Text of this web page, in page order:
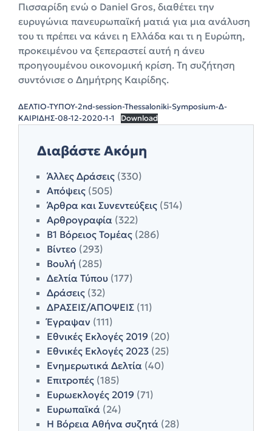
Πισσαρίδη ενώ ο Daniel Gros, διαθέτει την
ευρυγώνια πανευρωπαϊκή ματιά για μια ανάλυση
του τι πρέπει να κάνει η Ελλάδα και τι η Ευρώπη,
προκειμένου να ξεπεραστεί αυτή η άνευ
προηγουμένου οικονομική κρίση. Τη συζήτηση
συντόνισε ο Δημήτρης Καιρίδης.
ΔΕΛΤΙΟ-ΤΥΠΟΥ-2nd-session-Thessaloniki-Symposium-Δ-
ΚΑΙΡΙΔΗΣ-08-12-2020-1-1
Download
Διαβάστε Ακόμη
Άλλες Δράσεις (330)
Απόψεις (505)
Άρθρα και Συνεντεύξεις (514)
Αρθρογραφία (322)
Β1 Βόρειος Τομέας (286)
Βίντεο (293)
Βουλή (285)
Δελτία Τύπου (177)
Δράσεις (32)
ΔΡΑΣΕΙΣ/ΑΠΟΨΕΙΣ (11)
Έγραψαν (111)
Εθνικές Εκλογές 2019 (20)
Εθνικές Εκλογές 2023 (25)
Ενημερωτικά Δελτία (40)
Επιτροπές (185)
Ευρωεκλογές 2019 (71)
Ευρωπαϊκά (24)
Η Βόρεια Αθήνα συζητά (28)